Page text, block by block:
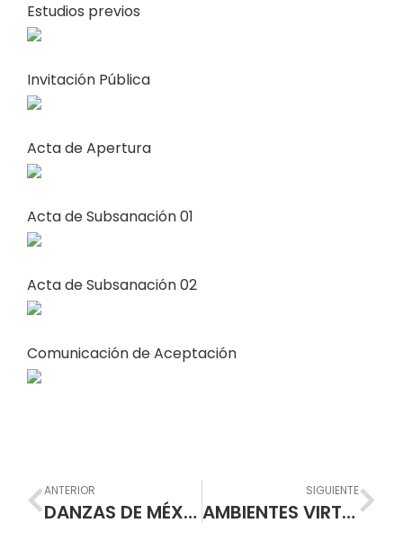
Estudios previos
Invitación Pública
Acta de Apertura
Acta de Subsanación 01
Acta de Subsanación 02
Comunicación de Aceptación
Prev
ANTERIOR
DANZAS DE MÉXICO Y ANTIOQUIA DELEITARON A LA ESCUELA NORMAL SUPERIOR DE PASTO
SIGUIENTE
AMBIENTES VIRTUALES DE APRENDIZAJE EN LA ESCUELA NORMAL